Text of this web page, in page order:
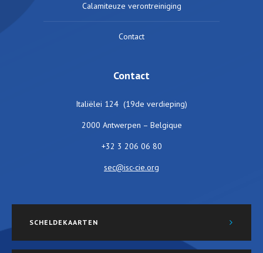
Calamiteuze verontreiniging
Contact
Contact
Italiëlei 124 (19de verdieping)
2000 Antwerpen – Belgique
+32 3 206 06 80
sec@isc-cie.org
SCHELDEKAARTEN